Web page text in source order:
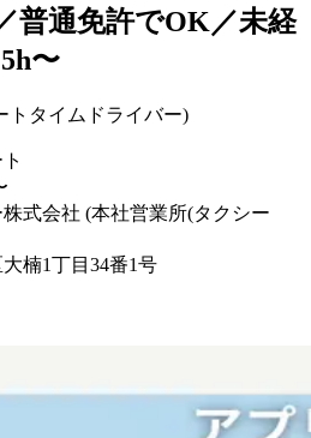
普通免許でOK／未経
〜
トタイムドライバー)
式会社 (本社営業所(タクシー
楠1丁目34番1号